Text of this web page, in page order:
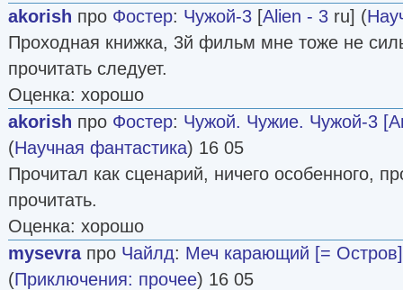
akorish про Фостер: Чужой-3 [Alien - 3 ru] (
Проходная книжка, 3й фильм мне тоже не
прочитать следует.
Оценка: хорошо
akorish про Фостер: Чужой. Чужие. Чужой-3
(Научная фантастика) 16 05
Прочитал как сценарий, ничего особенного,
прочитать.
Оценка: хорошо
mysevraпро Чайлд: Меч карающий [= Остров]
(Приключения: прочее) 16 05